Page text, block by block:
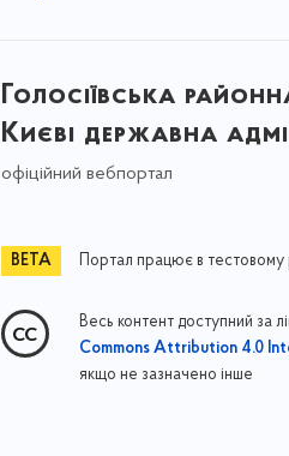
Голосіївська
Києві державна
офіційний вебпортал
Портал працює в тестовому
Весь контент доступний за
Commons Attribution 4.0
якщо не зазначено інше